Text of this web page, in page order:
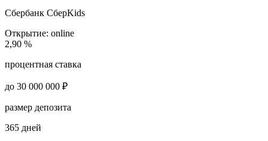
Сбербанк СберKids
Открытие: online
2,90 %
процентная ставка
до 30 000 000 ₽
размер депозита
365 дней